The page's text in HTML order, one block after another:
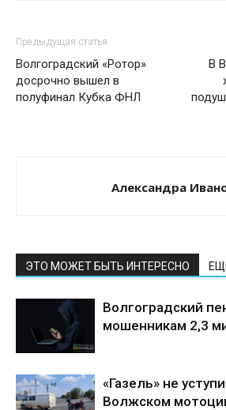
Предыдущая статья
Волгоградский «Ротор»
досрочно вышел в
полуфинал Кубка ФНЛ
В
Александра
ЭТО МОЖЕТ БЫТЬ ИНТЕРЕСНО
Волгоградский
мошенникам 2,3
«Газель» не
Волжском